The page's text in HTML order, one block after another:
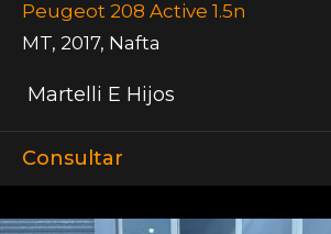
Peugeot 208 Active 1.5n
MT, 2017, Nafta
Martelli E Hijos
Consultar